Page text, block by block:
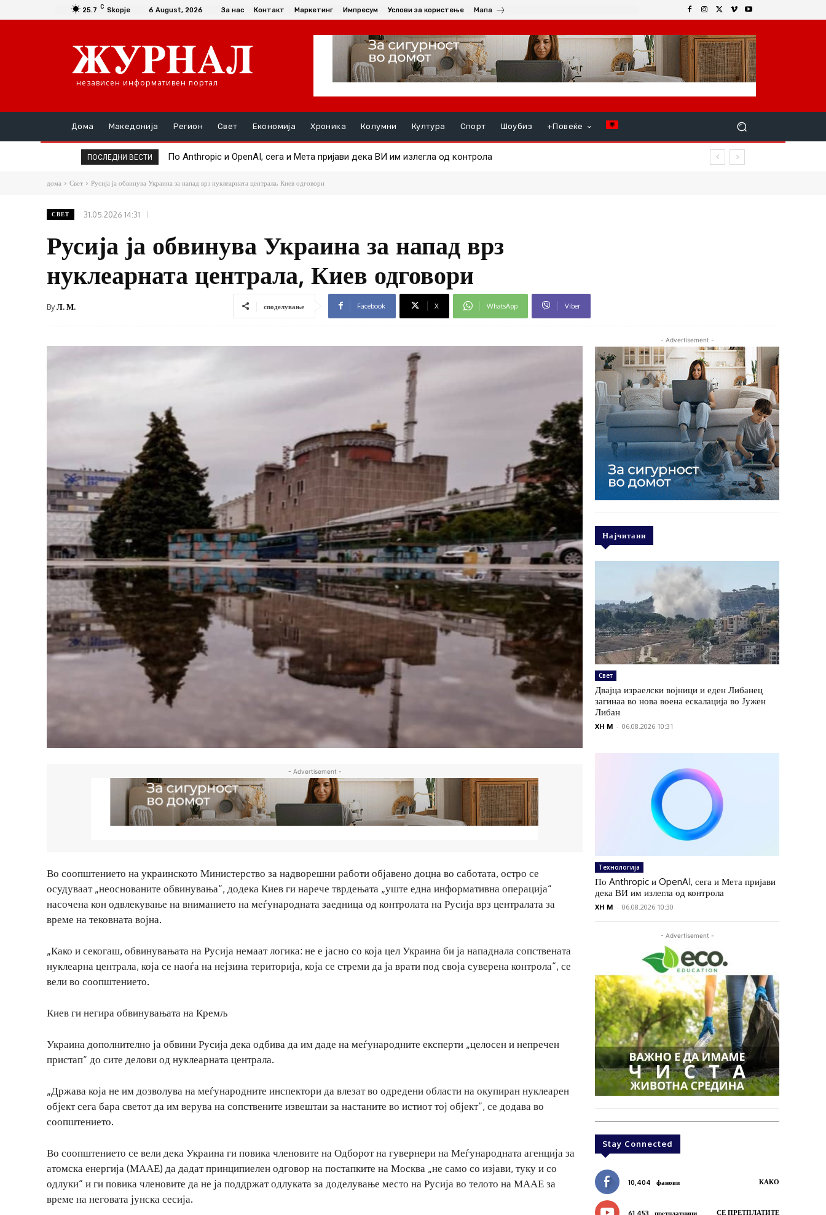
25.7 C Skopje 6 August, 2026 За нас Контакт Маркетинг Импресум Услови за користење Мапа
независен информативен портал
Дома Македонија Регион Свет Економија Хроника Колумни Култура Спорт Шоубиз +Повеќе
ПОСЛЕДНИ ВЕСТИ Google Assistant се гаси на Android и Wear OS уредите на почетокот на следниот месец
дома Свет Русија ја обвинува Украина за напад врз нуклеарната централа, Киев одговори
СВЕТ 31.05.2026 14:31
Русија ја обвинува Украина за напад врз
нуклеарната централа, Киев одговори
ByЛ. М. споделување Facebook X WhatsApp Viber
- Advertisement -
Во соопштението на украинското Министерство за надворешни работи објавено доцна во саботата, остро се
осудуваат „неоснованите обвинувања“, додека Киев ги нарече тврдењата „уште една информативна операција“
насочена кон одвлекување на вниманието на меѓународната заедница од контролата на Русија врз централата за
време на тековната војна.
„Како и секогаш, обвинувањата на Русија немаат логика: не е јасно со која цел Украина би ја нападнала сопствената
нуклеарна централа, која се наоѓа на нејзина територија, која се стреми да ја врати под своја суверена контрола“, се
вели во соопштението.
Киев ги негира обвинувањата на Кремљ
Украина дополнително ја обвини Русија дека одбива да им даде на меѓународните експерти „целосен и непречен
пристап“ до сите делови од нуклеарната централа.
„Држава која не им дозволува на меѓународните инспектори да влезат во одредени области на окупиран нуклеарен
објект сега бара светот да им верува на сопствените извештаи за настаните во истиот тој објект“, се додава во
соопштението.
Во соопштението се вели дека Украина ги повика членовите на Одборот на гувернери на Меѓународната агенција за
атомска енергија (МААЕ) да дадат принципиелен одговор на постапките на Москва „не само со изјави, туку и со
одлуки“ и ги повика членовите да не ја поддржат одлуката за доделување место на Русија во телото на МААЕ за
време на неговата јунска сесија.
- Advertisement -
Најчитани
Свет
Двајца израелски војници и еден Либанец
загинаа во нова воена ескалација во Јужен
Либан
XH M - 06.08.2026 10:31
Технологија
По Anthropic и OpenAI, сега и Мета пријави
дека ВИ им излегла од контрола
XH M - 06.08.2026 10:30
- Advertisement -
Stay Connected
10,404 фанови КАКО
61,453 претплатници СЕ ПРЕТПЛАТИТЕ